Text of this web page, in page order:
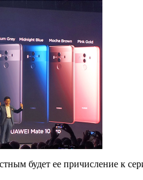
будет ее причисление к